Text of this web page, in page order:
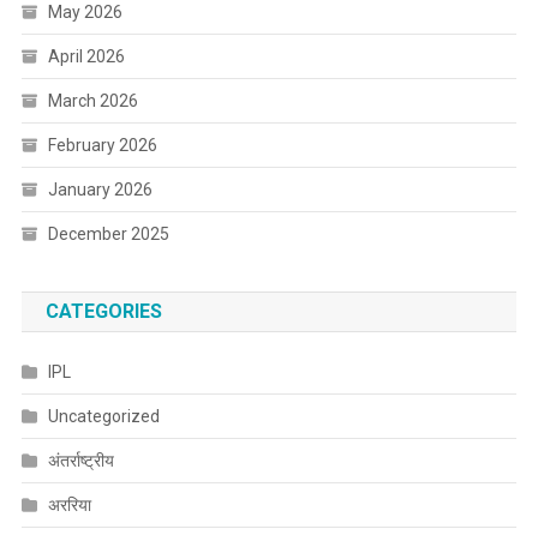
May 2026
April 2026
March 2026
February 2026
January 2026
December 2025
CATEGORIES
IPL
Uncategorized
अंतर्राष्ट्रीय
अररिया